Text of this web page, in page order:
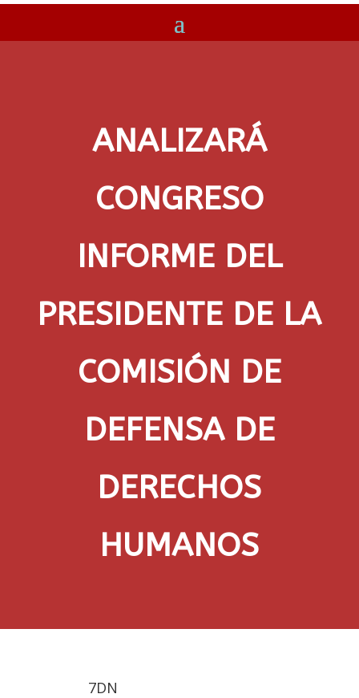
ANALIZARÁ
CONGRESO
INFORME DEL
PRESIDENTE DE LA
COMISIÓN DE
DEFENSA DE
DERECHOS
HUMANOS
7DN